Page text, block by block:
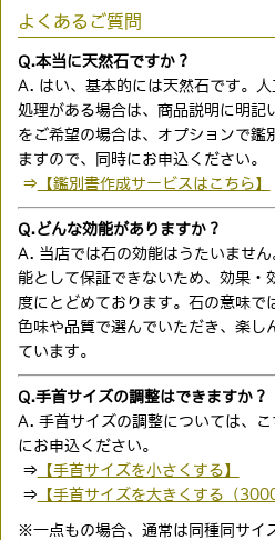
よくあるご質問
Q.本当に天然石ですか？
A. はい、基本的には天然石です。
処理がある場合は、商品説明に明記
をご希望の場合は、オプションで鑑
ますので、同時にお申込ください。
⇒ 【鑑別書作成サービスはこちら】
Q.どんな効能がありますか？
A. 当店では石の効能はうたいませ
能として保証できないため、効果・
度にとどめております。石の意味で
色味や品質で選んでいただき、楽し
ています。
Q.手首サイズの調整はできますか？
A. 手首サイズの調整については、
にお申込ください。
⇒ 【手首サイズを小さくする】
⇒ 【手首サイズを大きくする（
※一点もの場合、通常は同種同サイ